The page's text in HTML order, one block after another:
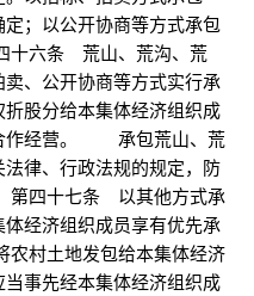
；以公开协商等方式承包
六条 荒山、荒沟、荒
、公开协商等方式实行承
股分给本集体经济组织成
作经营。 承包荒山、荒
律、行政法规的规定，防
四十七条 以其他方式承
经济组织成员享有优先承
土地发包给本集体经济
事先经本集体经济组织成